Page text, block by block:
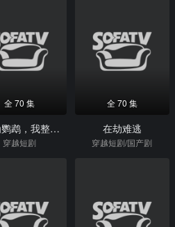
全 70 集
重生为鹦鹉，我整活超级进化
穿越短剧
全 70 集
在劫难逃
穿越短剧/国产剧